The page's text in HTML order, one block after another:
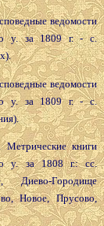
ведомости
у. за 1809 г. - с.
ведомости
у. за 1809 г. - с.
книги
у. за 1808 г.: сс.
Диево-Городище
Новое, Прусово,